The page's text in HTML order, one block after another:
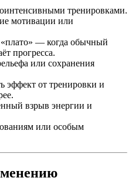
тренировками.
мотивации или
— когда обычный
прогресса.
или сохранения
эффект от тренировки и
взрыв энергии и
или особым